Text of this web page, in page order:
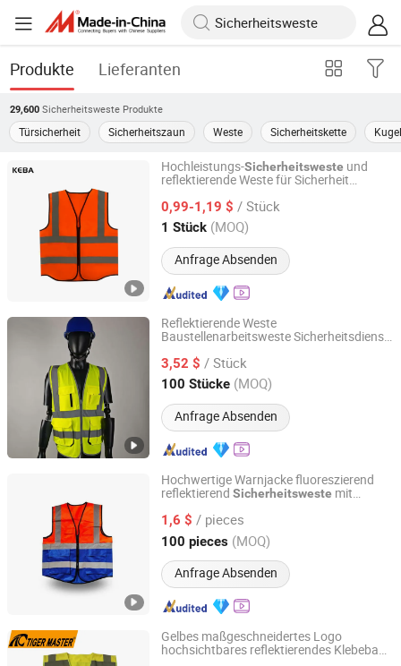
Produkte Lieferanten
29,600 Sicherheitsweste Produkte
Türsicherheit Sicherheitszaun Weste Sicherheitskette
Hochleistungs-Sicherheitsweste und
reflektierende Weste für Sicherheit
0,99-1,19 $ / Stück
1 Stück (MOQ)
Anfrage Absenden
Xinxiang Panwei Protection Technology Co., Ltd.
Henan, China Seit 2026
Reflektierende Weste
Baustellenarbeitsweste Sicherheitsdienst
bedruckte Arbeitskleidung
3,52 $ / Stück
100 Stücke (MOQ)
Anfrage Absenden
Henan Kaiwei Protective Equipment Co., Ltd.
Henan, China Seit 2025
Hochwertige Warnjacke fluoreszierend
reflektierend Sicherheitsweste mit
reflektierendeSicherheitsweste
1,6 $ / pieces
100 pieces (MOQ)
Anfrage Absenden
Jiangsu Huibaicheng Group Co., Ltd.
Jiangsu, China Seit 2021
Gelbes maßgeschneidertes Logo
hochsichtbares reflektierendes Klebeband
Heilongjiang Safer Co., Ltd.